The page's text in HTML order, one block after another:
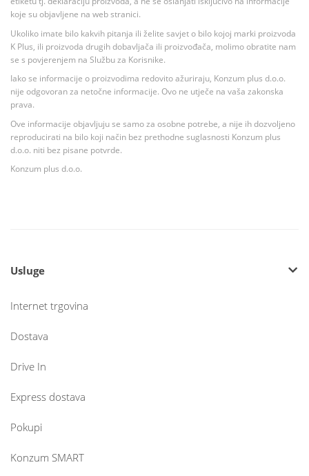
koje su objavljene na web stranici.
Ukoliko imate bilo kakvih pitanja ili želite savjet o bilo kojoj marki proizvoda
K Plus, ili proizvoda drugih dobavljača ili proizvođača, molimo obratite nam
se s povjerenjem na Službu za Korisnike.
Iako se informacije o proizvodima redovito ažuriraju, Konzum plus d.o.o.
nije odgovoran za netočne informacije. Ovo ne utječe na vaša zakonska
prava.
Ove informacije objavljuju se samo za osobne potrebe, a nije ih dozvoljeno
reproducirati na bilo koji način bez prethodne suglasnosti Konzum plus
d.o.o. niti bez pisane potvrde.
Konzum plus d.o.o.
Usluge
Internet trgovina
Dostava
Drive In
Express dostava
Pokupi
Konzum SMART